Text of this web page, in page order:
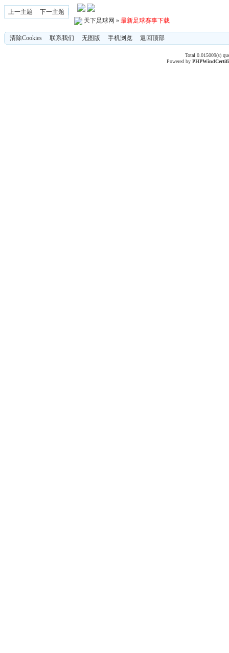
上一主题
下一主题
天下足球网 » 最新足球赛事下载
清除Cookies 联系我们 无图版 手机浏览 返回顶部
Total 0.015009(s)
Powered byPHPWind